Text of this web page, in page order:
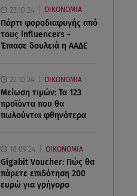
23.10.24 ΟΙΚΟΝΟΜΙΑ
Πάρτι φοροδιαφυγής από
τους influencers -
Έπιασε δουλειά η ΑΑΔΕ
22.10.24 ΟΙΚΟΝΟΜΙΑ
Μείωση τιμών: Τα 123
προϊόντα που θα
πωλούνται φθηνότερα
18.09.24 ΟΙΚΟΝΟΜΙΑ
Gigabit Voucher: Πώς θα
πάρετε επιδότηση 200
ευρώ για γρήγορο